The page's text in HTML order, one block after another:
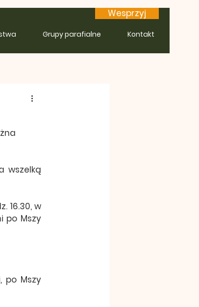
Wesprzyj
Grupy parafialne Kontakt
wszelką
16.30, w
po Mszy
po Mszy